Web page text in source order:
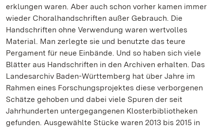
erklungen waren. Aber auch schon vorher kamen immer
wieder Choralhandschriften außer Gebrauch. Die
Handschriften ohne Verwendung waren wertvolles
Material. Man zerlegte sie und benutzte das teure
Pergament für neue Einbände. Und so haben sich viele
Blätter aus Handschriften in den Archiven erhalten. Das
Landesarchiv Baden-Württemberg hat über Jahre im
Rahmen eines Forschungsprojektes diese verborgenen
Schätze gehoben und dabei viele Spuren der seit
Jahrhunderten untergegangenen Klosterbibliotheken
gefunden. Ausgewählte Stücke waren 2013 bis 2015 in